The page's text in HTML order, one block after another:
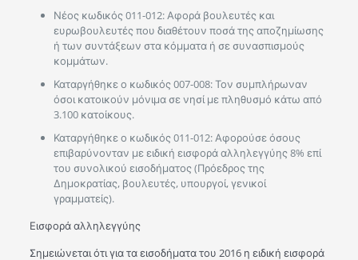
Νέος κωδικός 011-012: Αφορά βουλευτές και
ευρωβουλευτές που διαθέτουν ποσά της αποζημίωσης
ή των συντάξεων στα κόμματα ή σε συνασπισμούς
κομμάτων.
Καταργήθηκε ο κωδικός 007-008: Τον συμπλήρωναν
όσοι κατοικούν μόνιμα σε νησί με πληθυσμό κάτω από
3.100 κατοίκους.
Καταργήθηκε ο κωδικός 011-012: Αφορούσε όσους
επιβαρύνονταν με ειδική εισφορά αλληλεγγύης 8% επί
του συνολικού εισοδήματος (Πρόεδρος της
Δημοκρατίας, βουλευτές, υπουργοί, γενικοί
γραμματείς).
Εισφορά αλληλεγγύης
Σημειώνεται ότι για τα εισοδήματα του 2016 η ειδική εισφορά